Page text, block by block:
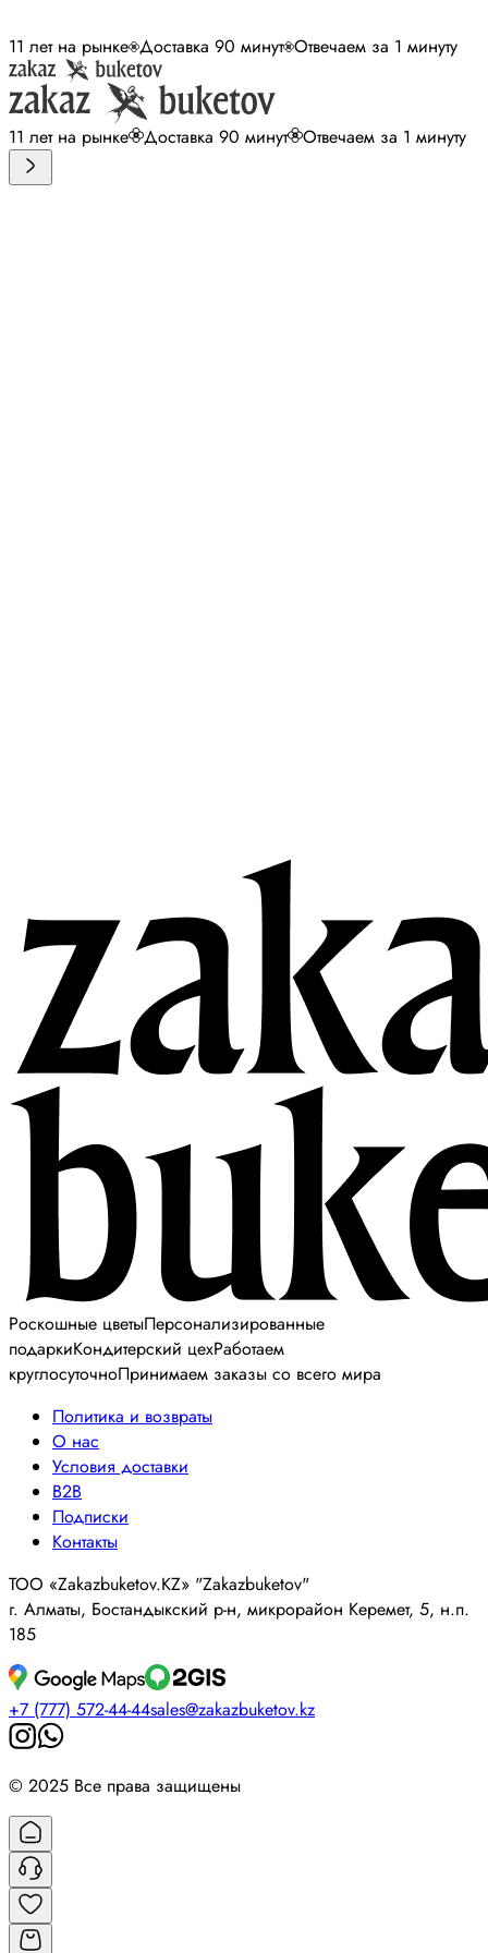
11 лет на рынке Доставка 90 минут Отвечаем за 1 минуту
11 лет на рынке Доставка 90 минут Отвечаем за 1 минуту
Роскошные цветыПерсонализированные
подаркиКондитерский цехРаботаем
круглосуточноПринимаем заказы со всего мира
Политика и возвраты
О нас
Условия доставки
B2B
Подписки
Контакты
ТОО «Zakazbuketov.KZ» "Zakazbuketov"
г. Алматы, Бостандыкский р-н, микрорайон Керемет, 5, н.п.
185
+7 (777) 572-44-44sales@zakazbuketov.kz
© 2025 Все права защищены